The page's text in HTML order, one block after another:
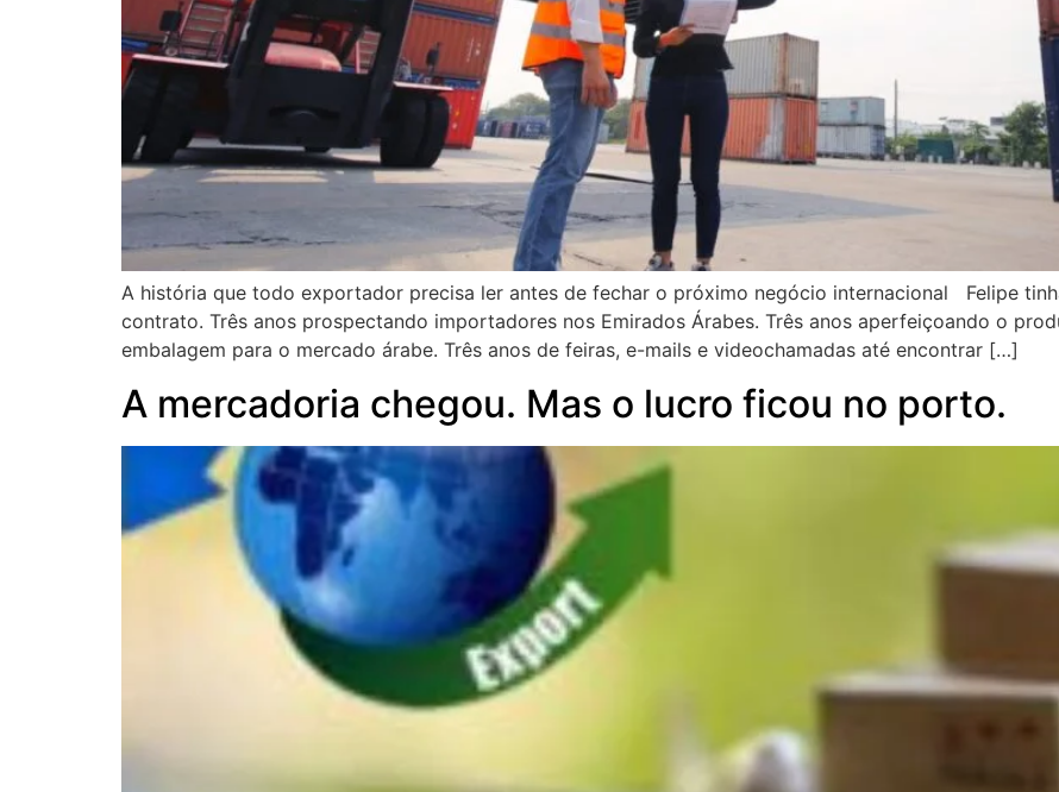
A história que todo exportador precisa ler antes de fechar o próximo negócio internacional Felipe
contrato. Três anos prospectando importadores nos Emirados Árabes. Três anos aperfeiçoando o
embalagem para o mercado árabe. Três anos de feiras, e-mails e videochamadas até encontrar […]
A mercadoria chegou. Mas o lucro ficou no porto.